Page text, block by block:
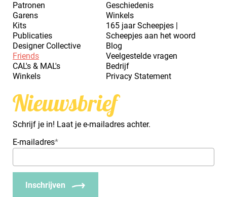
Patronen
Garens
Kits
Publicaties
Designer Collective
Friends
CAL's & MAL's
Winkels
Geschiedenis
Winkels
165 jaar Scheepjes |
Scheepjes aan het woord
Blog
Veelgestelde vragen
Bedrijf
Privacy Statement
Nieuwsbrief
Schrijf je in! Laat je e-mailadres achter.
E-mailadres*
Inschrijven